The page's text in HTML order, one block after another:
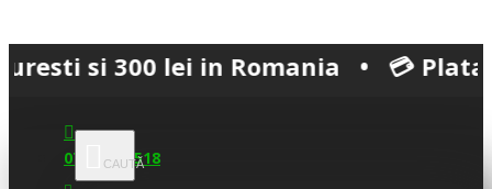
lei in Romania • 💳 Plata
0745.677.518